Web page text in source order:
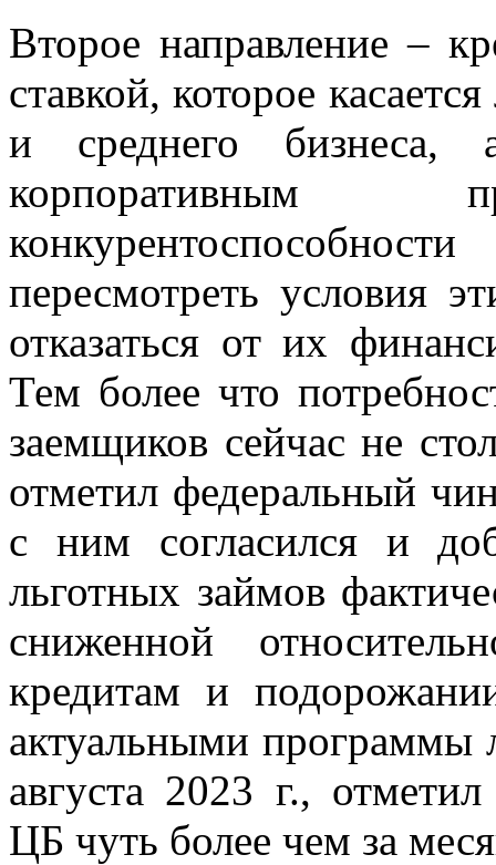
Второе направление –
ставкой, которое
и среднего бизнеса,
корпоративным
пересмотреть условия
отказаться от их
Тем более что
заемщиков сейчас не
отметил федеральный
с ним согласился и
льготных займов
сниженной
кредитам и
актуальными программы
августа 2023 г.,
ЦБ чуть более чем за